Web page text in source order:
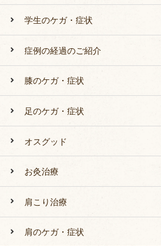
学生のケガ・症状
症例の経過のご紹介
膝のケガ・症状
足のケガ・症状
オスグッド
お灸治療
肩こり治療
肩のケガ・症状